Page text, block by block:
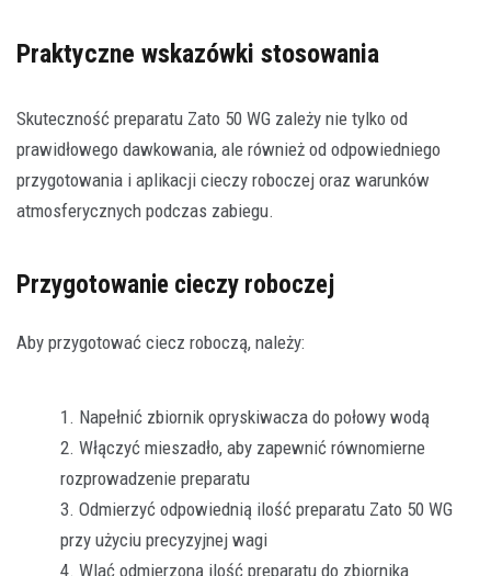
Praktyczne wskazówki stosowania
Skuteczność preparatu Zato 50 WG zależy nie tylko od
prawidłowego dawkowania, ale również od odpowiedniego
przygotowania i aplikacji cieczy roboczej oraz warunków
atmosferycznych podczas zabiegu.
Przygotowanie cieczy roboczej
Aby przygotować ciecz roboczą, należy:
Napełnić zbiornik opryskiwacza do połowy wodą
Włączyć mieszadło, aby zapewnić równomierne
rozprowadzenie preparatu
Odmierzyć odpowiednią ilość preparatu Zato 50 WG
przy użyciu precyzyjnej wagi
Wlać odmierzoną ilość preparatu do zbiornika